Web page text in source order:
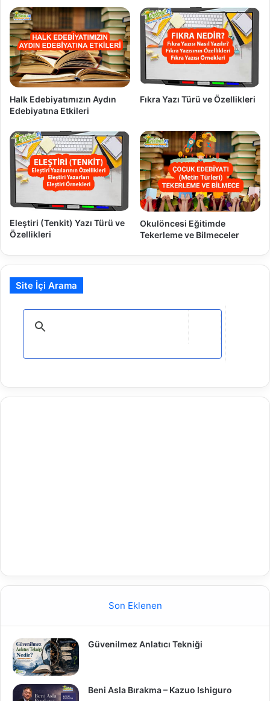
V
i
d
e
o
D
e
r
s
Halk Edebiyatımızın Aydın
Edebiyatına Etkileri
Fıkra Yazı Türü ve Özellikleri
Eleştiri (Tenkit) Yazı Türü ve
Özellikleri
Okulöncesi Eğitimde
Tekerleme ve Bilmeceler
Site İçi Arama
Son Eklenen
Güvenilmez Anlatıcı Tekniği
Beni Asla Bırakma – Kazuo Ishiguro